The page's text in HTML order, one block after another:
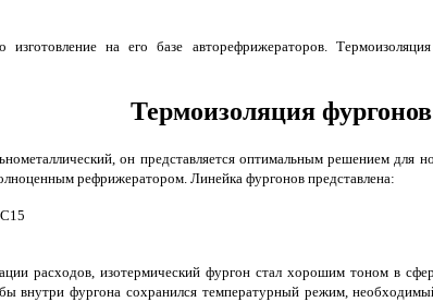
изготовление на его базе авторефрижераторов.
Термоизоляция фургонов
он представляется оптимальным решением для
рефрижератором. Линейка фургонов представлена:
расходов, изотермический фургон стал хорошим тоном в
внутри фургона сохранился температурный режим,